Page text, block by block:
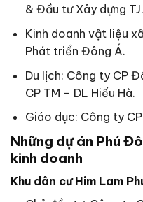
& Đầu tư Xây dựng TJ.
Kinh doanh vật liệu
Phát triển Đông Á.
Du lịch: Công ty CP
CP TM – DL Hiếu Hà.
Giáo dục: Công ty
Những dự án Phú
kinh doanh
Khu dân cư Him Lam